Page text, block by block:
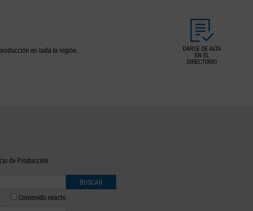
DARSE DE ALTA
EN EL
DIRECTORIO
en toda la región.
de Producción.
BUSCAR
Contenido exacto